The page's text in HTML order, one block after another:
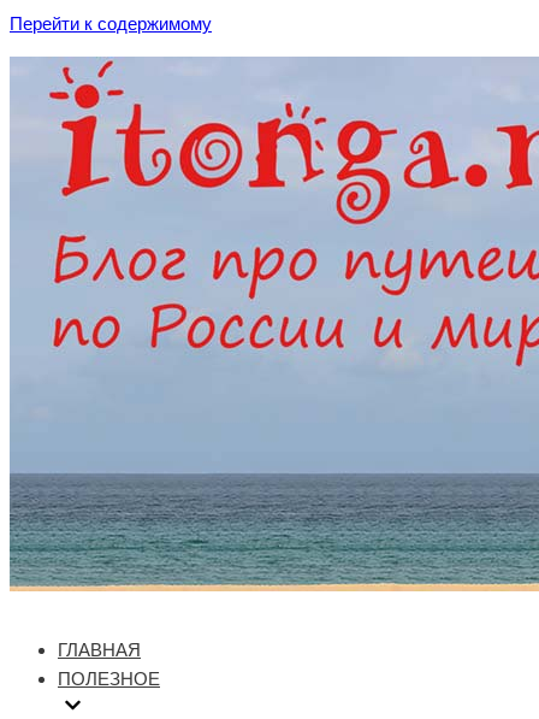
Перейти к содержимому
ГЛАВНАЯ
ПОЛЕЗНОЕ